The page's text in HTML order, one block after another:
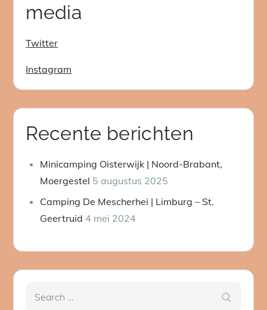
media
Twitter
Instagram
Recente berichten
Minicamping Oisterwijk | Noord-Brabant,
Moergestel 5 augustus 2025
Camping De Mescherhei | Limburg – St.
Geertruid 4 mei 2024